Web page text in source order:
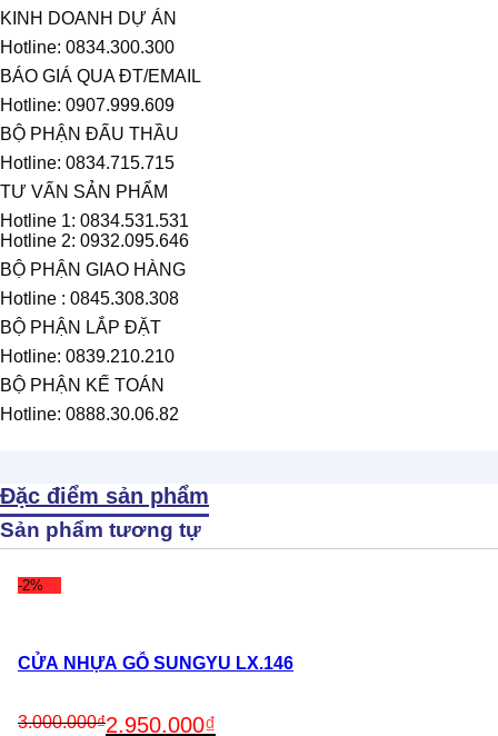
KINH DOANH DỰ ÁN
Hotline: 0834.300.300
BÁO GIÁ QUA ĐT/EMAIL
Hotline: 0907.999.609
BỘ PHẬN ĐẤU THẦU
Hotline: 0834.715.715
TƯ VẤN SẢN PHẨM
Hotline 1: 0834.531.531
Hotline 2: 0932.095.646
BỘ PHẬN GIAO HÀNG
Hotline : 0845.308.308
BỘ PHẬN LẮP ĐẶT
Hotline: 0839.210.210
BỘ PHẬN KẾ TOÁN
Hotline: 0888.30.06.82
Đặc điểm sản phẩm
Sản phẩm tương tự
-2%
CỬA NHỰA GỖ SUNGYU LX.146
3.000.000₫2.950.000₫